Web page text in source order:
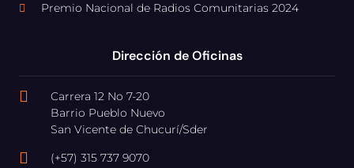
Premio Nacional de Radios Comunitarias 2024
Dirección de Oficinas
Carrera 12 No 7-20
Barrio Pueblo Nuevo
San Vicente de Chucurí/Sder
(+57) 315 737 9070